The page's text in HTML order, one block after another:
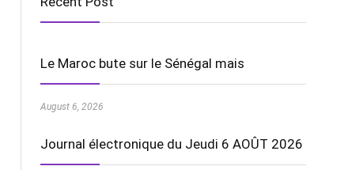
Le Maroc bute sur le Sénégal mais
August 6, 2026
Journal électronique du Jeudi 6 AOÛT 2026